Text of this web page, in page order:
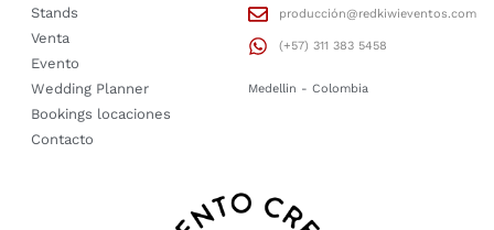
Stands
Venta
Evento
Wedding Planner
Bookings locaciones
Contacto
producción@redkiwieventos.com
(+57) 311 383 5458
Medellin - Colombia